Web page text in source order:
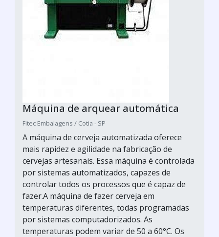
Máquina de arquear automática
Fitec Embalagens / Cotia - SP
A máquina de cerveja automatizada oferece
mais rapidez e agilidade na fabricação de
cervejas artesanais. Essa máquina é controlada
por sistemas automatizados, capazes de
controlar todos os processos que é capaz de
fazer.A máquina de fazer cerveja em
temperaturas diferentes, todas programadas
por sistemas computadorizados. As
temperaturas podem variar de 50 a 60°C. Os